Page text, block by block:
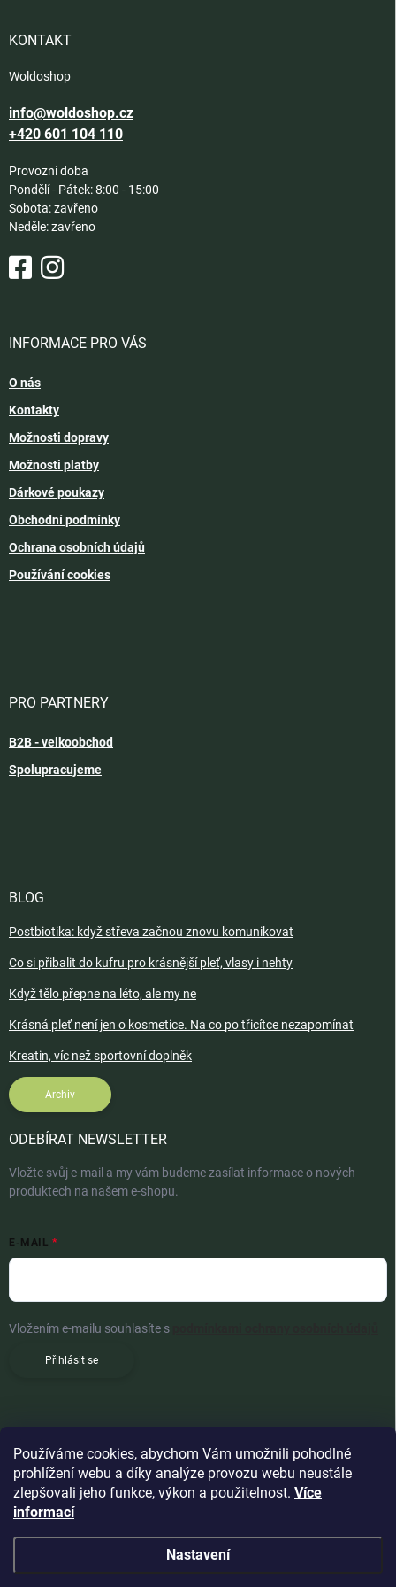
Používáme cookies, abychom Vám umožnili pohodlné
prohlížení webu a díky analýze provozu webu neustále
zlepšovali jeho funkce, výkon a použitelnost. Více
informací
Nastavení
KONTAKT
Woldoshop
info@woldoshop.cz
+420 601 104 110
Provozní doba
Pondělí - Pátek: 8:00 - 15:00
Sobota: zavřeno
Neděle: zavřeno
INFORMACE PRO VÁS
O nás
Kontakty
Možnosti dopravy
Možnosti platby
Dárkové poukazy
Obchodní podmínky
Ochrana osobních údajů
Používání cookies
PRO PARTNERY
B2B - velkoobchod
Spolupracujeme
BLOG
Postbiotika: když střeva začnou znovu komunikovat
Co si přibalit do kufru pro krásnější pleť, vlasy i nehty
Když tělo přepne na léto, ale my ne
Krásná pleť není jen o kosmetice. Na co po třicítce nezapomínat
Kreatin, víc než sportovní doplněk
Archiv
ODEBÍRAT NEWSLETTER
Vložte svůj e-mail a my vám budeme zasílat informace o nových
produktech na našem e-shopu.
E-MAIL
Vložením e-mailu souhlasíte s
Přihlásit se